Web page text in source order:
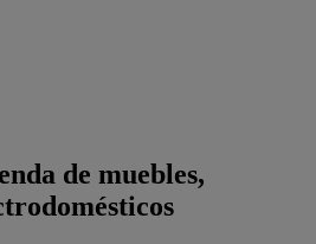
de muebles,